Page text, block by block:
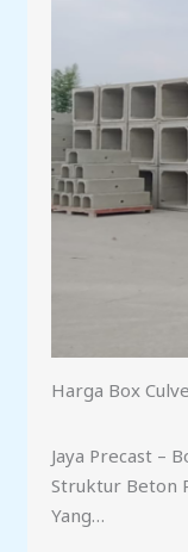
Harga Box
Jaya Precast –
Struktur Beton
Yang…